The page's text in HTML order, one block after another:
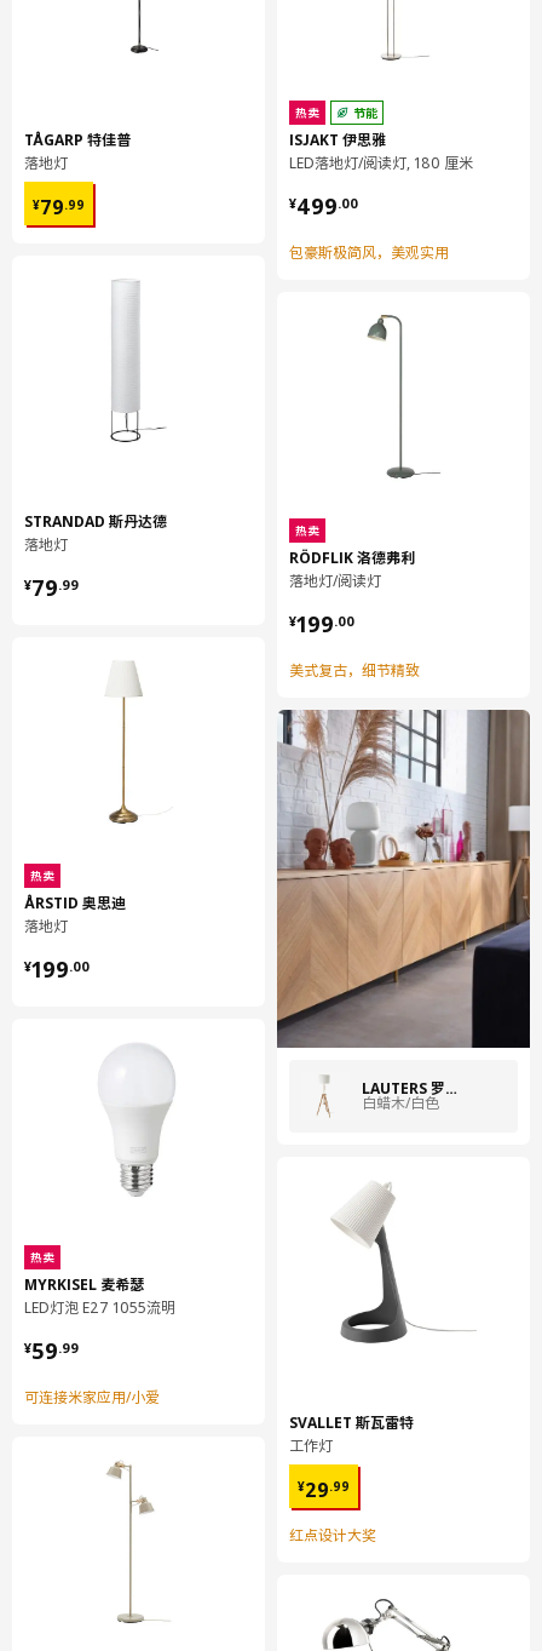
散发出漫射光线，适合将明亮灯光投射到更大的房间区域。
TÅGARP 特佳普
落地灯
¥79.99
¥ 79.99
STRANDAD 斯丹达德
落地灯
¥79.99
¥ 79.99
热卖
ÅRSTID 奥思迪
落地灯
¥199.00
¥ 199.00
热卖
MYRKISEL 麦希瑟
LED灯泡 E27 1055流明
¥59.99
¥ 59.99
可连接米家应用/小爱
热卖 节能
ISJAKT 伊思雅
LED落地灯/阅读灯, 180 厘米
¥499.00
¥ 499.00
包豪斯极简风，美观实用
热卖
RÖDFLIK 洛德弗利
落地灯/阅读灯
¥199.00
¥ 199.00
美式复古，细节精致
LAUTERS 罗塔什
白蜡木/白色
SVALLET 斯瓦雷特
工作灯
¥29.99
¥ 29.99
红点设计大奖